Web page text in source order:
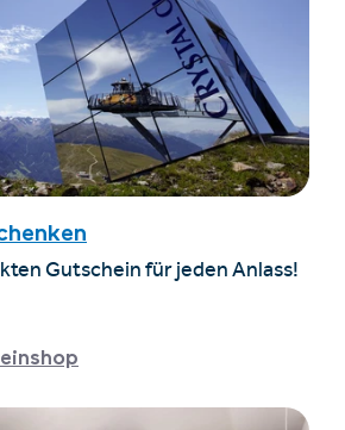
Gutschein für jeden Anlass!